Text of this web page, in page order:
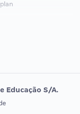
DE ORDEM
Educação S/A.